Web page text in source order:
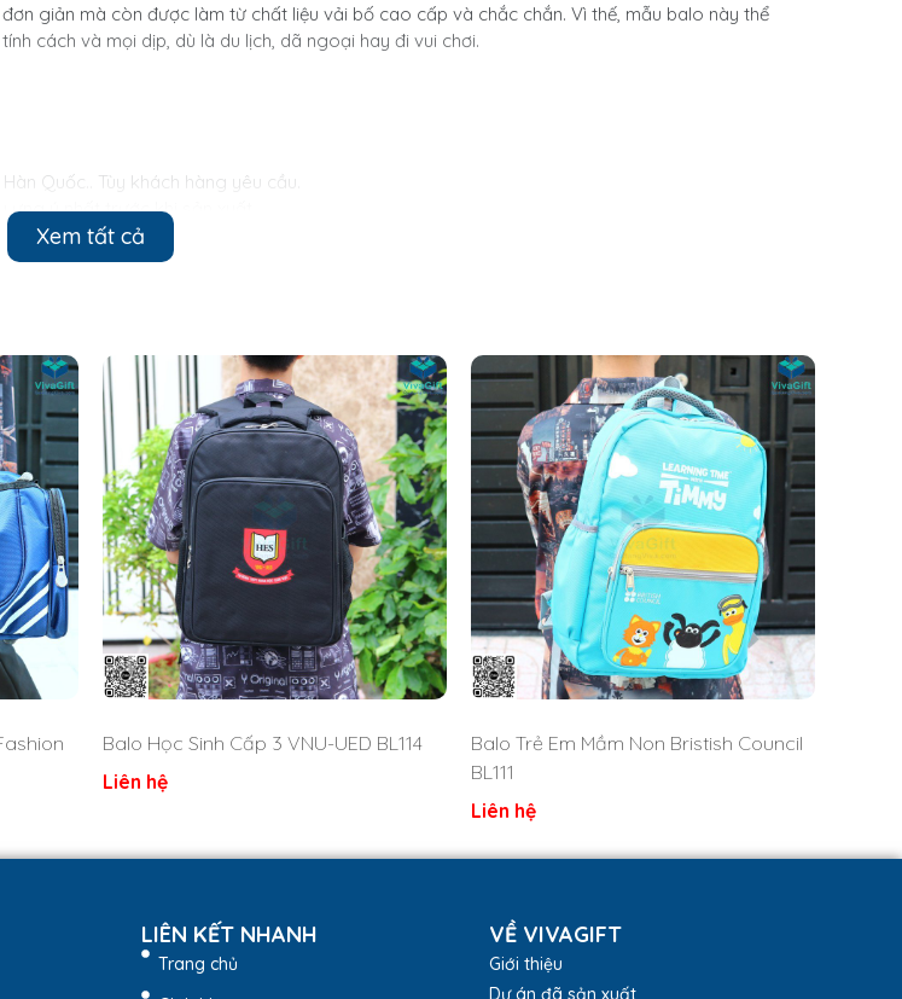
giản mà còn được làm từ chất liệu vải bố cao cấp và chắc chắn. Vì thế, mẫu balo này thể
cách và mọi dịp, dù là du lịch, dã ngoại hay đi vui chơi.
Quốc.. Tùy khách hàng yêu cầu.
ý nhất trước khi sản xuất.
Xem tất cả
Balo Học Sinh Cấp 3 VNU-UED BL114
Liên hệ
Balo Trẻ Em Mầm Non Bristish Council
BL111
Liên hệ
LIÊN KẾT NHANH
Trang chủ
VỀ VIVAGIFT
Giới thiệu
Dự án đã sản xuất